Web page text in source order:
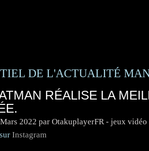
DE L'ACTUALITÉ
RÉALISE LA
2022 par OtakuplayerFR - jeux vidéo
Instagram